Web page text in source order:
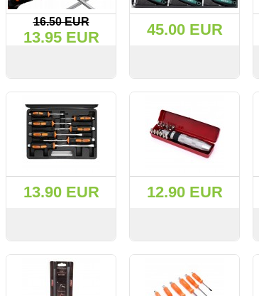
16.50 EUR
13.95 EUR
СМОТРЕТЬKУПИТЬ
45.00 EUR
СМОТРЕТЬKУПИТЬ
13.90 EUR
СМОТРЕТЬKУПИТЬ
12.90 EUR
СМОТРЕТЬKУПИТЬ